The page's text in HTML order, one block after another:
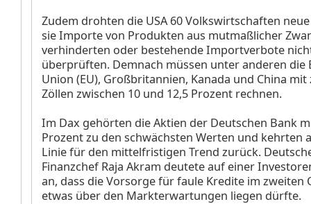
Zudem drohten die USA 60 Volkswirtschaften
sie Importe von Produkten aus mutmaßlicher
verhinderten oder bestehende Importverbote
überprüften. Demnach müssen unter anderen die
Union (EU), Großbritannien, Kanada und China
Zöllen zwischen 10 und 12,5 Prozent rechnen.
Im Dax gehörten die Aktien der Deutschen Bank
Prozent zu den schwächsten Werten und kehrten
Linie für den mittelfristigen Trend zurück.
Finanzchef Raja Akram deutete auf einer
an, dass die Vorsorge für faule Kredite im zweiten
etwas über den Markterwartungen liegen dürfte.